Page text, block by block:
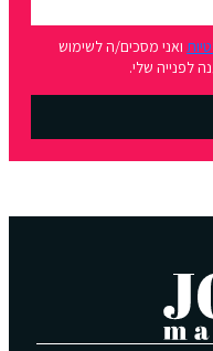
ואני מסכים/ה לשימוש
לפנייה שלי.